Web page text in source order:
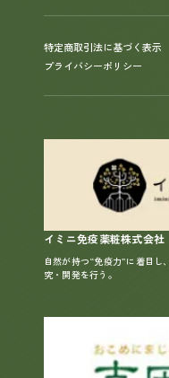
特定商取引法に基づく表示
プライバシーポリシー
イミニ免疫薬粧株式会社
自然が持つ“免疫力”に着目し
究・開発を行う。